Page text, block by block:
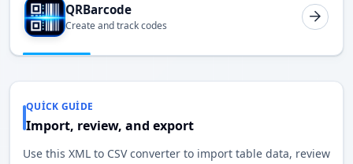
QRBarcode
Create and track codes
QUICK GUIDE
Import, review, and export
Use this XML to CSV converter to import table data, review